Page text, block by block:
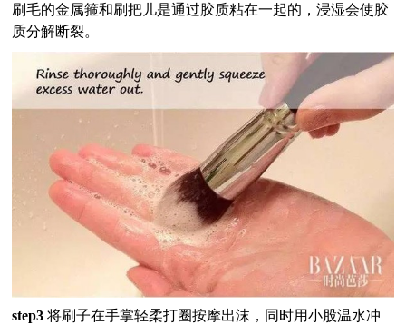
刷毛的金属箍和刷把儿是通过胶质粘在一起的，浸湿会使胶
质分解断裂。
step3 将刷子在手掌轻柔打圈按摩出沫，同时用小股温水冲